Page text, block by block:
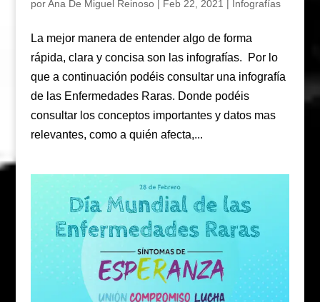
porAna De Miguel Reinoso| Feb 22, 2021 | Infografías
La mejor manera de entender algo de forma
rápida, clara y concisa son las infografías. Por lo
que a continuación podéis consultar una infografía
de las Enfermedades Raras. Donde podéis
consultar los conceptos importantes y datos mas
relevantes, como a quién afecta,...